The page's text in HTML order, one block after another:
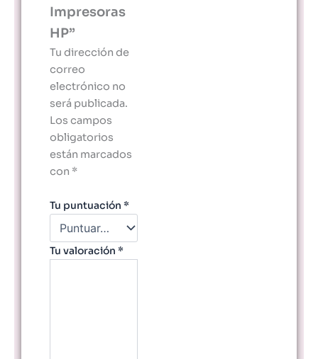
Impresoras
HP”
Tu dirección de
correo
electrónico no
será publicada.
Los campos
obligatorios
están marcados
con *
Tu puntuación *
Tu valoración *